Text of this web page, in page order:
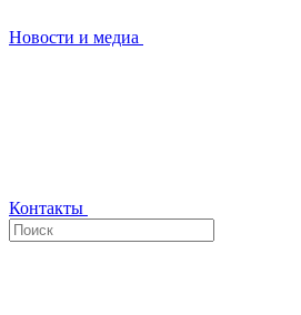
Новости и медиа
Контакты